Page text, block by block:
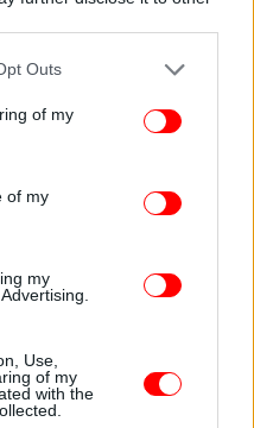
uses one or more Google
You may click to
its third-party tags to
purposes in below Google
Outs
of my
of my
my
Use,
of my
with the
δεν
της Αμερικής.
θέση στην ιστορία
ενώ στην Αυστρία
την